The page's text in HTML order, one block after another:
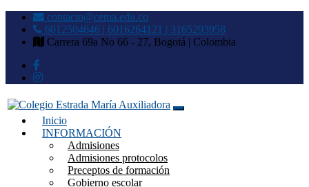
contacto@cema.edu.co
6012504646 | 6016264121 | 3165293958
Carrera 69a No 66 - 27, Bogotá | Colombia
Colegio Estrada María
Auxiliadora
Inicio
INFORMACIÓN
Admisiones
Admisiones protocolos
Preceptos de formación
Gobierno escolar